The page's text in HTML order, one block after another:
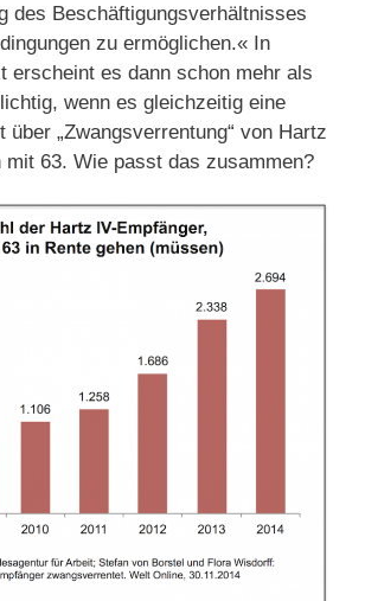
des Beschäftigungsverhältnisses
zu ermöglichen.« In
erscheint es dann schon mehr als
wenn es gleichzeitig eine
über „Zwangsverrentung“ von Hartz
mit 63. Wie passt das zusammen?